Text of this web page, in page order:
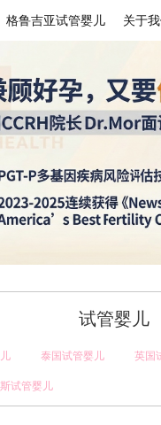
格鲁吉亚试管婴儿 关于
试管婴儿
泰国试管婴儿 英国
试管婴儿